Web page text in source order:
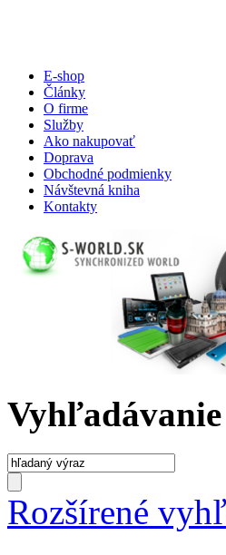
E-shop
Články
O firme
Služby
Ako nakupovať
Doprava
Obchodné podmienky
Návštevná kniha
Kontakty
Vyhľadávanie
Rozšírené